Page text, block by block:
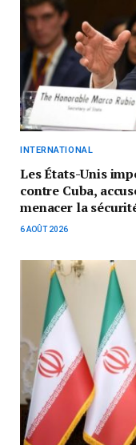
INTERNATIONAL
Les États-Unis
contre Cuba,
menacer la
6 AOÛT 2026